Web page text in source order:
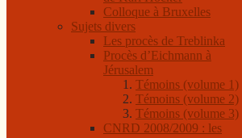
Colloque à Bruxelles
Sujets divers
Les procès de Treblinka
Procès d’Eichmann à
Jérusalem
Témoins (volume 1)
Témoins (volume 2)
Témoins (volume 3)
CNRD 2008/2009 : les